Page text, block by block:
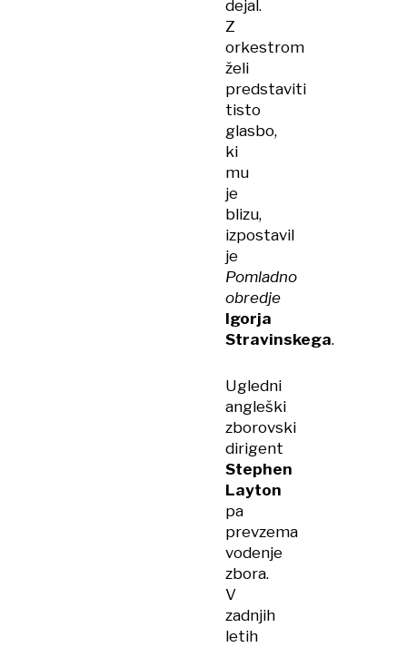
dejal.
Z
orkestrom
želi
predstaviti
tisto
glasbo,
ki
mu
je
blizu,
izpostavil
je
Pomladno
obredje
Igorja
Stravinskega.
Ugledni
angleški
zborovski
dirigent
Stephen
Layton
pa
prevzema
vodenje
zbora.
V
zadnjih
letih